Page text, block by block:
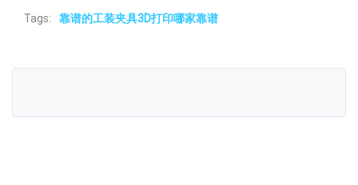
Tags: 靠谱的工装夹具3D打印哪家靠谱